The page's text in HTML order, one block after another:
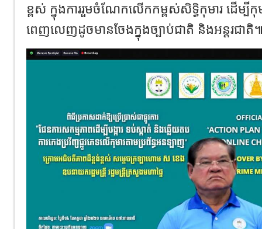
ខ្ពស់ ក្នុងការរួមចំណែកលើកកម្ពស់សិទ្ធិកុមារ ដើម្បី
ពេញលេញដូចមានចែងក្នុងច្បាប់ជាតិ និងអន្តរជាតិ